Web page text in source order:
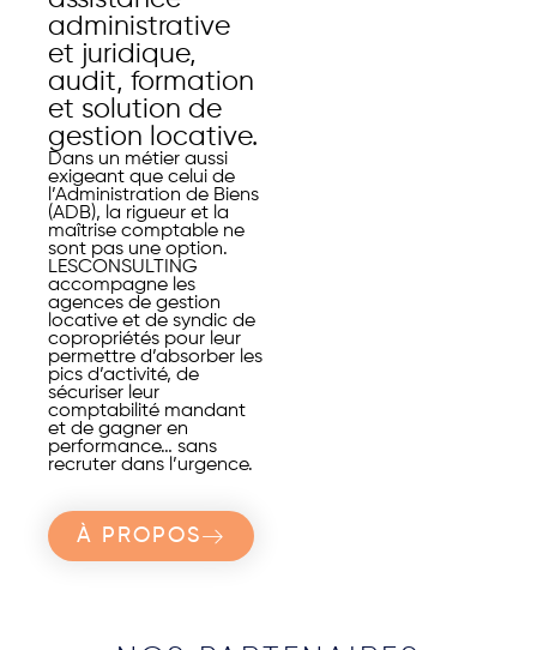
administrative
et juridique,
audit, formation
et solution de
gestion locative.
Dans un métier aussi
exigeant que celui de
l’Administration de Biens
(ADB), la rigueur et la
maîtrise comptable ne
sont pas une option.
LESCONSULTING
accompagne les
agences de gestion
locative et de syndic de
copropriétés pour leur
permettre d’absorber les
pics d’activité, de
sécuriser leur
comptabilité mandant
et de gagner en
performance… sans
recruter dans l’urgence.
À PROPOS